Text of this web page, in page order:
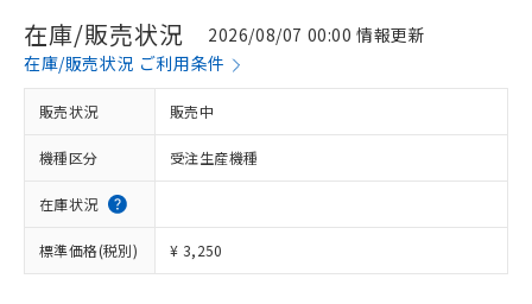
在庫/販売状況
2026/08/07 00:00 情報更新
在庫/販売状況 ご利用条件
販売状況 販売中
機種区分 受注生産機種
在庫状況
標準価格(税別) ¥ 3,250